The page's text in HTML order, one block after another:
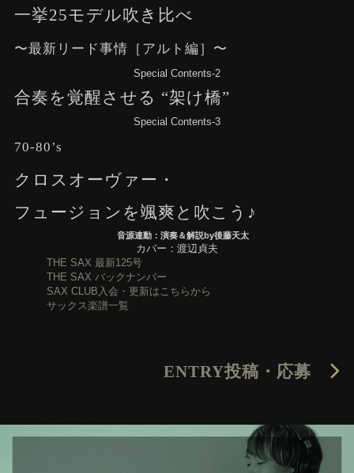
一挙25モデル吹き比べ
〜最新リード事情［アルト編］〜
Special Contents-2
合奏を覚醒させる “架け橋”
Special Contents-3
70-80’s
クロスオーヴァー・
フュージョンを颯爽と吹こう♪
音源連動：演奏＆解説by後藤天太
カバー：渡辺貞夫
THE SAX 最新125号
THE SAX バックナンバー
SAX CLUB入会・更新はこちらから
サックス楽譜一覧
ENTRY投稿・応募